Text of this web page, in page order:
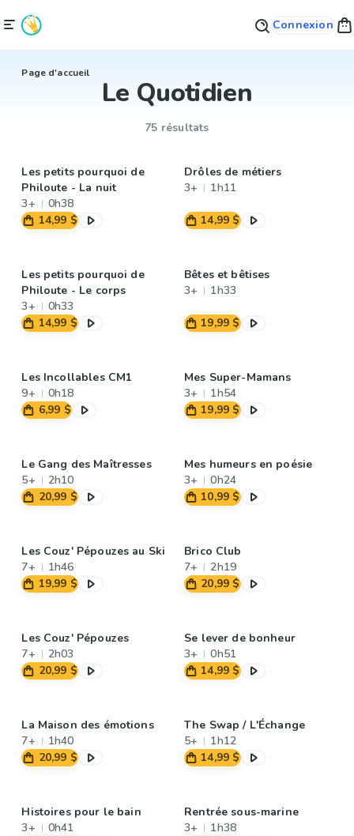
Connexion
Page d'accueil
Le Quotidien
75 résultats
Les petits pourquoi de
Philoute - La nuit
3+
0h38
14,99 $
Drôles de métiers
3+
1h11
14,99 $
Les petits pourquoi de
Philoute - Le corps
3+
0h33
14,99 $
Bêtes et bêtises
3+
1h33
19,99 $
Les Incollables CM1
9+
0h18
6,99 $
Mes Super-Mamans
3+
1h54
19,99 $
Le Gang des Maîtresses
5+
2h10
20,99 $
Mes humeurs en poésie
3+
0h24
10,99 $
Les Couz' Pépouzes au Ski
7+
1h46
19,99 $
Brico Club
7+
2h19
20,99 $
Les Couz' Pépouzes
7+
2h03
20,99 $
Se lever de bonheur
3+
0h51
14,99 $
La Maison des émotions
7+
1h40
20,99 $
The Swap / L'Échange
5+
1h12
14,99 $
Histoires pour le bain
3+
0h41
Rentrée sous-marine
3+
1h38